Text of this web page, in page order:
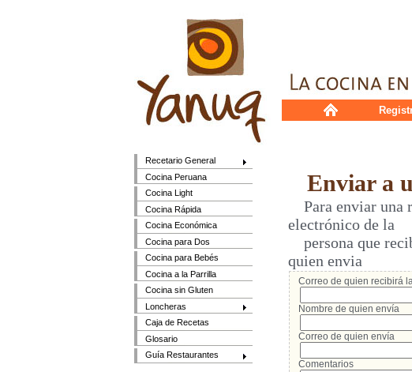
Recetario General
Cocina Peruana
Cocina Light
Cocina Rápida
Cocina Económica
Cocina para Dos
Cocina para Bebés
Cocina a la Parrilla
Cocina sin Gluten
Loncheras
Caja de Recetas
Glosario
Guía Restaurantes
Enviar a
Para enviar una
electrónico de la
persona que
quien envia
Correo de quien recibirá
Nombre de quien envía
Correo de quien envía
Comentarios